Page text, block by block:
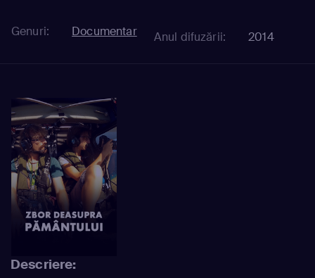
Genuri: Documentar Anul difuzării: 2014
Descriere: